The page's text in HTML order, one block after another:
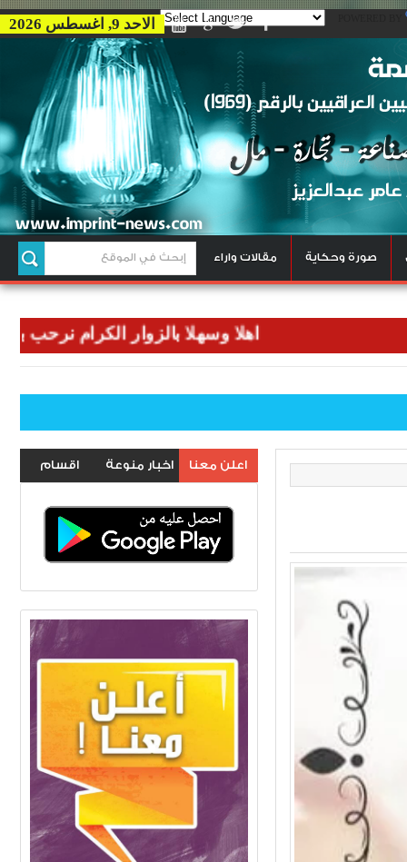
الاحد 9, اغسطس 2026
صورة وحكاية مقالات واراء
اهلا وسهلا بالزوار الكرام نرحب بكم في
اعلن معنا اخبار منوعة
اقسام